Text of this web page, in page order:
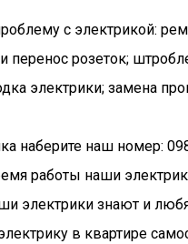
с электрикой:
перенос розеток;
электрики; замена
наберите наш номер:
работы наши
электрики знают и
в квартире